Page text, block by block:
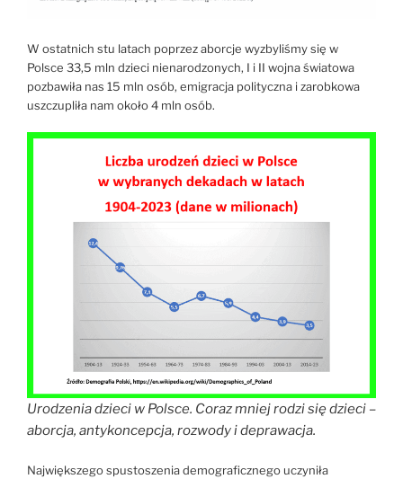
W ostatnich stu latach poprzez aborcje wyzbyliśmy się w
Polsce 33,5 mln dzieci nienarodzonych, I i II wojna światowa
pozbawiła nas 15 mln osób, emigracja polityczna i zarobkowa
uszczupliła nam około 4 mln osób.
Urodzenia dzieci w Polsce. Coraz mniej rodzi się dzieci –
aborcja, antykoncepcja, rozwody i deprawacja.
Największego spustoszenia demograficznego uczyniła